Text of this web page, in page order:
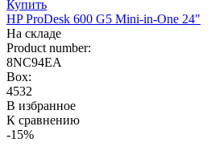
Купить
HP ProDesk 600 G5 Mini-in-One 24"
На складе
Product number:
8NC94EA
Box:
4532
В избранное
К сравнению
-15%